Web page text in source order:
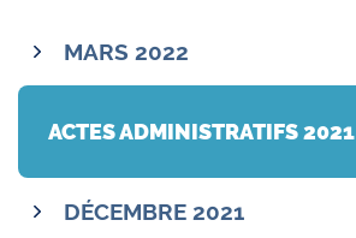
MARS 2022
ACTES ADMINISTRATIFS 2021
DÉCEMBRE 2021